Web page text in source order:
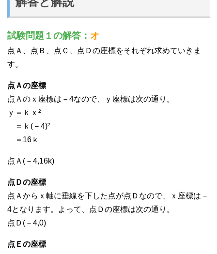
試験問題１の解答： オ
点Ａ、点Ｂ、点Ｃ、点Ｄの座標をそれぞれ求めていきま
す。
点Ａの座標
点Ａのｘ座標は－4なので、ｙ座標は次の通り。
ｙ＝ｋｘ²
＝ｋ(－4)²
＝16ｋ
点Ａ(－4,16k)
点Ｄの座標
点Ａからｘ軸に垂線を下した点が点Ｄなので、ｘ座標は－
4となります。よって、点Ｄの座標は次の通り。
点Ｄ(－4,0)
点Ｅの座標